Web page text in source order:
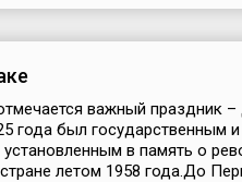
важный праздник –
года был государственным и
в память о
летом 1958 года.До